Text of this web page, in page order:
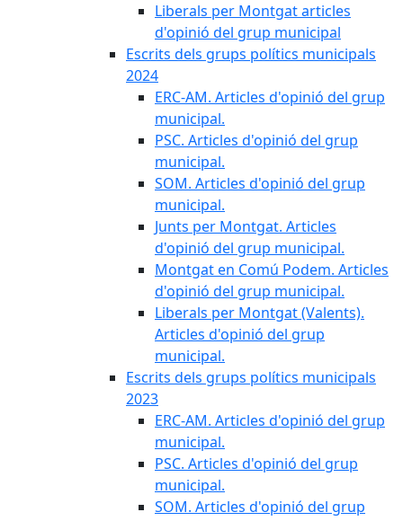
Liberals per Montgat articles
d'opinió del grup municipal
Escrits dels grups polítics municipals
2024
ERC-AM. Articles d'opinió del grup
municipal.
PSC. Articles d'opinió del grup
municipal.
SOM. Articles d'opinió del grup
municipal.
Junts per Montgat. Articles
d'opinió del grup municipal.
Montgat en Comú Podem. Articles
d'opinió del grup municipal.
Liberals per Montgat (Valents).
Articles d'opinió del grup
municipal.
Escrits dels grups polítics municipals
2023
ERC-AM. Articles d'opinió del grup
municipal.
PSC. Articles d'opinió del grup
municipal.
SOM. Articles d'opinió del grup